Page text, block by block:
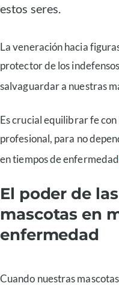
estos seres.
La veneración hacia
protector de los
salvaguardar a nuestras
Es crucial equilibrar fe
profesional, para no
en tiempos de enfermedad
El poder de
mascotas en
enfermedad
Cuando nuestras